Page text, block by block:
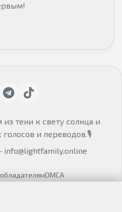
тени к свету солнца и
и переводов.🎙
info@lightfamily.online
DMCA